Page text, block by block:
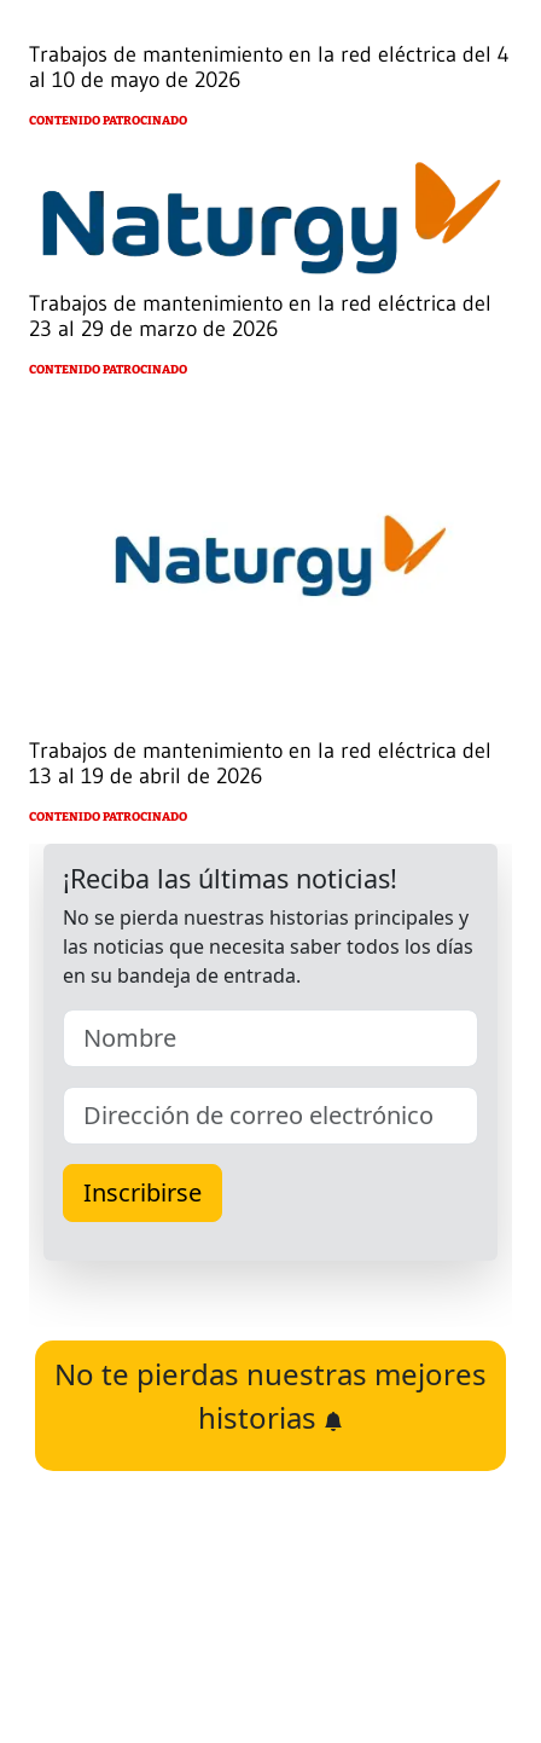
Trabajos de mantenimiento en la red eléctrica del 4
al 10 de mayo de 2026
CONTENIDO PATROCINADO
Trabajos de mantenimiento en la red eléctrica del
23 al 29 de marzo de 2026
CONTENIDO PATROCINADO
Trabajos de mantenimiento en la red eléctrica del
13 al 19 de abril de 2026
CONTENIDO PATROCINADO
No te pierdas nuestras mejores
historias